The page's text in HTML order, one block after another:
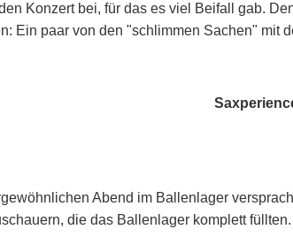
Konzert bei, für das es viel Beifall gab.
Ein paar von den "schlimmen Sachen" mit
Abend im Ballenlager
die das Ballenlager komplett